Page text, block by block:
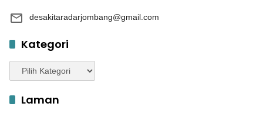
desakitaradarjombang@gmail.com
Kategori
Kategori
Laman